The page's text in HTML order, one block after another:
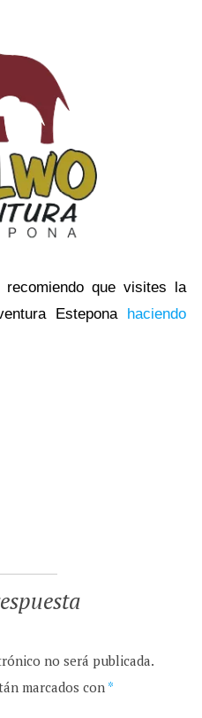
que visites la
Estepona haciendo
no será publicada.
marcados con *